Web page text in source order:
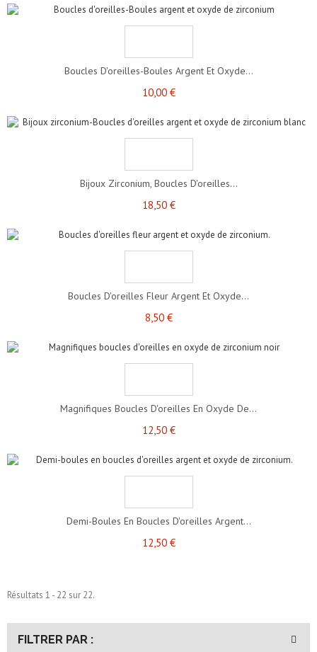
Boucles D'oreilles-Boules Argent Et Oxyde...
10,00 €
Bijoux Zirconium, Boucles D'oreilles...
18,50 €
Boucles D'oreilles Fleur Argent Et Oxyde...
8,50 €
Magnifiques Boucles D'oreilles En Oxyde De...
12,50 €
Demi-Boules En Boucles D'oreilles Argent...
12,50 €
Résultats 1 - 22 sur 22.
FILTRER PAR :